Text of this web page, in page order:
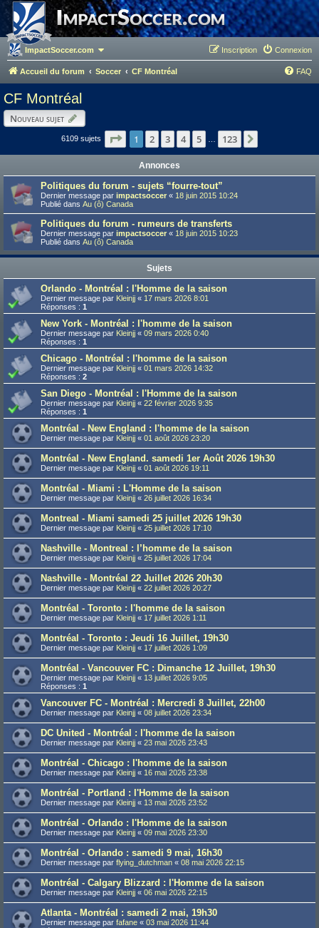
ImpactSoccer.com Connexion
Inscription
Accueil du forum Soccer CF Montréal FAQ
CF Montréal
Nouveau sujet
6109 sujets Page sur 123
1 2 3 4 5 123
Annonces
Politiques du forum - sujets “fourre-tout”
Dernier message par impactsoccer « 18 juin 2015 10:24
Publié dans Au (ô) Canada
Politiques du forum - rumeurs de transferts
Dernier message par impactsoccer « 18 juin 2015 10:23
Publié dans Au (ô) Canada
Sujets
Orlando - Montréal : l'Homme de la saison
Dernier message par Kleinjj « 17 mars 2026 8:01
Réponses : 1
New York - Montréal : l'homme de la saison
Dernier message par Kleinjj « 09 mars 2026 0:40
Réponses : 1
Chicago - Montréal : l'homme de la saison
Dernier message par Kleinjj « 01 mars 2026 14:32
Réponses : 2
San Diego - Montréal : l'Homme de la saison
Dernier message par Kleinjj « 22 février 2026 9:35
Réponses : 1
Montréal - New England : l'homme de la saison
Dernier message par Kleinjj « 01 août 2026 23:20
Montréal - New England. samedi 1er Août 2026 19h30
Dernier message par Kleinjj « 01 août 2026 19:11
Montréal - Miami : L'Homme de la saison
Dernier message par Kleinjj « 26 juillet 2026 16:34
Montreal - Miami samedi 25 juillet 2026 19h30
Dernier message par Kleinjj « 25 juillet 2026 17:10
Nashville - Montreal : l’homme de la saison
Dernier message par Kleinjj « 25 juillet 2026 17:04
Nashville - Montréal 22 Juillet 2026 20h30
Dernier message par Kleinjj « 22 juillet 2026 20:27
Montréal - Toronto : l'homme de la saison
Dernier message par Kleinjj « 17 juillet 2026 1:11
Montréal - Toronto : Jeudi 16 Juillet, 19h30
Dernier message par Kleinjj « 17 juillet 2026 1:09
Montréal - Vancouver FC : Dimanche 12 Juillet, 19h30
Dernier message par Kleinjj « 13 juillet 2026 9:05
Réponses : 1
Vancouver FC - Montréal : Mercredi 8 Juillet, 22h00
Dernier message par Kleinjj « 08 juillet 2026 23:34
DC United - Montréal : l'homme de la saison
Dernier message par Kleinjj « 23 mai 2026 23:43
Montréal - Chicago : l'homme de la saison
Dernier message par Kleinjj « 16 mai 2026 23:38
Montréal - Portland : l'Homme de la saison
Dernier message par Kleinjj « 13 mai 2026 23:52
Montréal - Orlando : l'Homme de la saison
Dernier message par Kleinjj « 09 mai 2026 23:30
Montréal - Orlando : samedi 9 mai, 16h30
Dernier message par flying_dutchman « 08 mai 2026 22:15
Montréal - Calgary Blizzard : l'Homme de la saison
Dernier message par Kleinjj « 06 mai 2026 22:15
Atlanta - Montréal : samedi 2 mai, 19h30
Dernier message par fafane « 03 mai 2026 11:44